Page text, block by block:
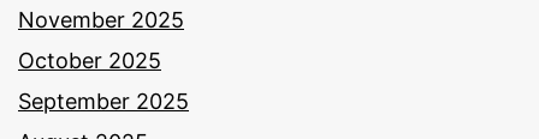
November 2025
October 2025
September 2025